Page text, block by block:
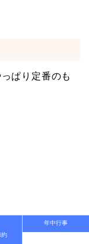
ぱり定番のも
約
年中行事